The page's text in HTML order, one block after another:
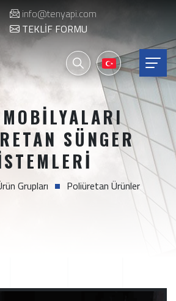
info@tenyapi.com
TEKLIF FORMU
SÜNGER
Grupları Poliüretan Ürünler